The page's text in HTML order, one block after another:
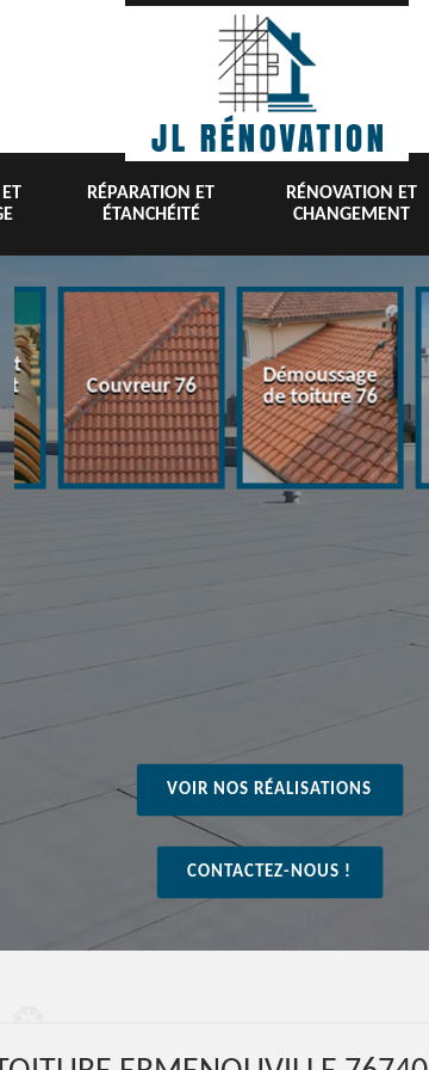
RÉPARATION ET
ÉTANCHÉITÉ
RÉNOVATION ET
CHANGEMENT
Couvreur 76
Démoussage
de toiture 76
VOIR NOS RÉALISATIONS
CONTACTEZ-NOUS !